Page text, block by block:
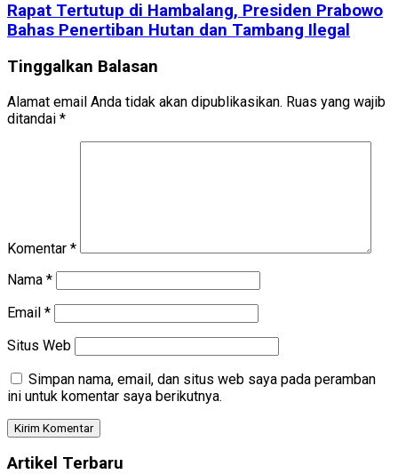
Rapat Tertutup di Hambalang, Presiden Prabowo
Bahas Penertiban Hutan dan Tambang Ilegal
Tinggalkan Balasan
Alamat email Anda tidak akan dipublikasikan. Ruas yang wajib
ditandai *
Komentar *
Nama *
Email *
Situs Web
Simpan nama, email, dan situs web saya pada peramban
ini untuk komentar saya berikutnya.
Artikel Terbaru